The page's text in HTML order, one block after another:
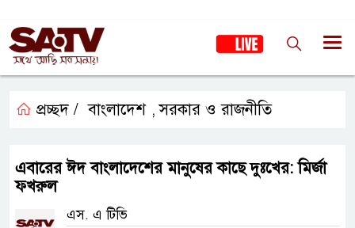
প্রচ্ছদ / বাংলাদেশ ,সরকার ও রাজনীতি
এবারের ঈদ বাংলাদেশের মানুষের কাছে দুঃখের: মির্জা
ফখরুল
এস. এ টিভি